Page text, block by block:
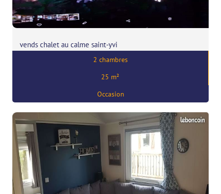
vends chalet au calme saint-yvi
2 chambres
25 m²
Occasion